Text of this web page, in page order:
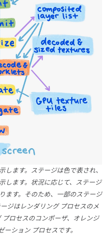
ます。ステージは色で表され、
します。状況に応じて、ステージ
ます。そのため、一部のステージ
ジはレンダリング プロセスのメ
ロセスのコンポーザ、オレンジ
ション プロセスです。